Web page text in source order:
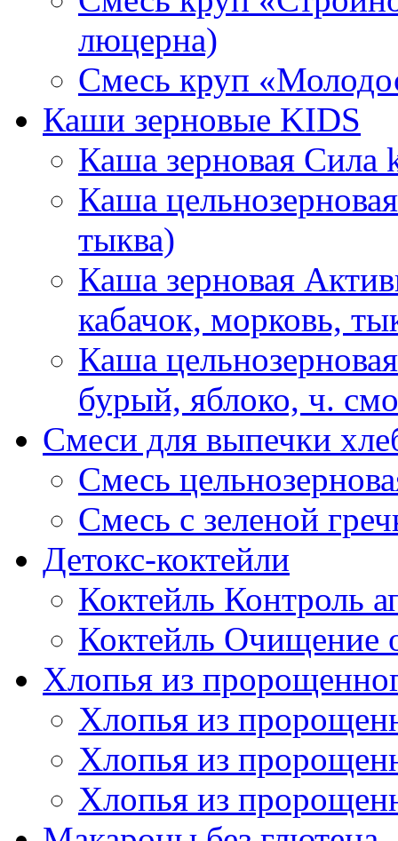
люцерна)
Смесь круп
Каши зерновые KIDS
Каша зерновая Сила
Каша
тыква)
Каша зерновая
кабачок, морковь,
Каша
бурый, яблоко, ч.
Смеси для выпечки
Смесь
Смесь с зеленой
Детокс-коктейли
Коктейль Контроль
Коктейль Очищение
Хлопья из
Хлопья из
Хлопья из
Хлопья из